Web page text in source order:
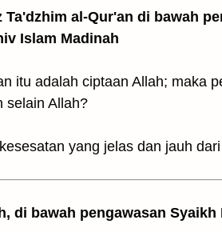
al-Qur'an di bawah
Islam Madinah
itu adalah ciptaan Allah; maka
selain Allah?
yang jelas dan jauh
di bawah pengawasan